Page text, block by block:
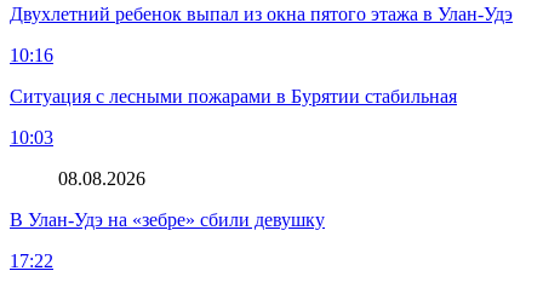
Двухлетний ребенок выпал из окна пятого этажа в Улан-Удэ
10:16
Ситуация с лесными пожарами в Бурятии стабильная
10:03
08.08.2026
В Улан-Удэ на «зебре» сбили девушку
17:22